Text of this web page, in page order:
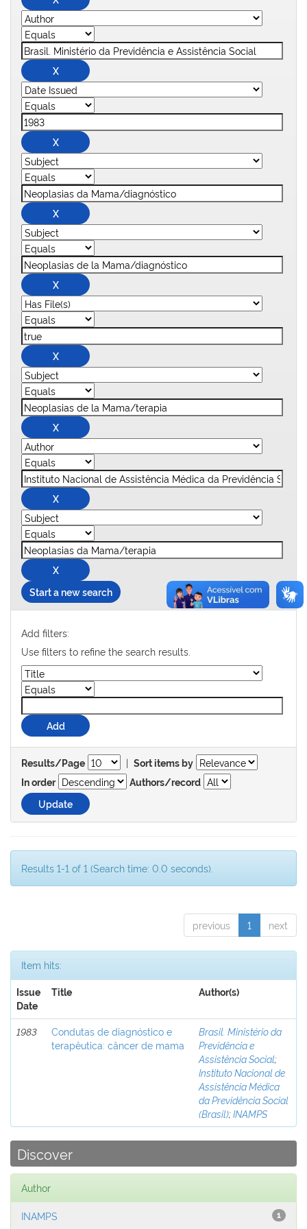
Start a new search
Add filters:
Use filters to refine the search results.
Results/Page | Sort items by
In order
Authors/record
Results 1-1 of 1 (Search time: 0.0 seconds).
previous 1 next
Item hits:
Issue
Date
Title Author(s)
1983
Condutas de diagnóstico e
terapêutica: câncer de mama
Brasil. Ministério da
Previdência e
Assistência Social;
Instituto Nacional de
Assistência Médica
da Previdência Social
(Brasil);INAMPS
Discover
Author
1
INAMPS